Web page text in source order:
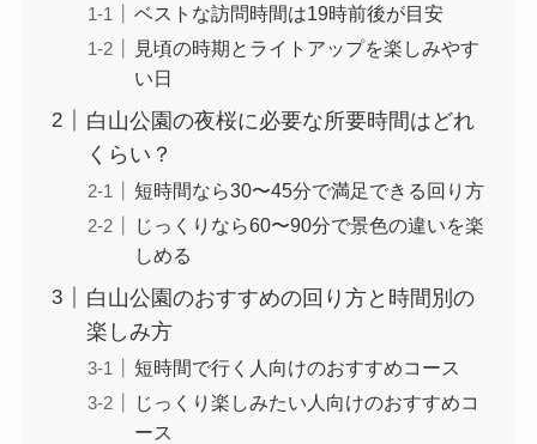
ベストな訪問時間は19時前後が目安
見頃の時期とライトアップを楽しみやす
い日
白山公園の夜桜に必要な所要時間はどれ
くらい？
短時間なら30〜45分で満足できる回り方
じっくりなら60〜90分で景色の違いを楽
しめる
白山公園のおすすめの回り方と時間別の
楽しみ方
短時間で行く人向けのおすすめコース
じっくり楽しみたい人向けのおすすめコ
ース